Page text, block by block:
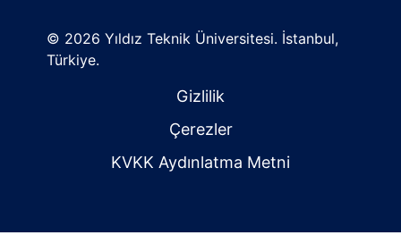
© 2026 Yıldız Teknik Üniversitesi. İstanbul,
Türkiye.
Gizlilik
Çerezler
KVKK Aydınlatma Metni